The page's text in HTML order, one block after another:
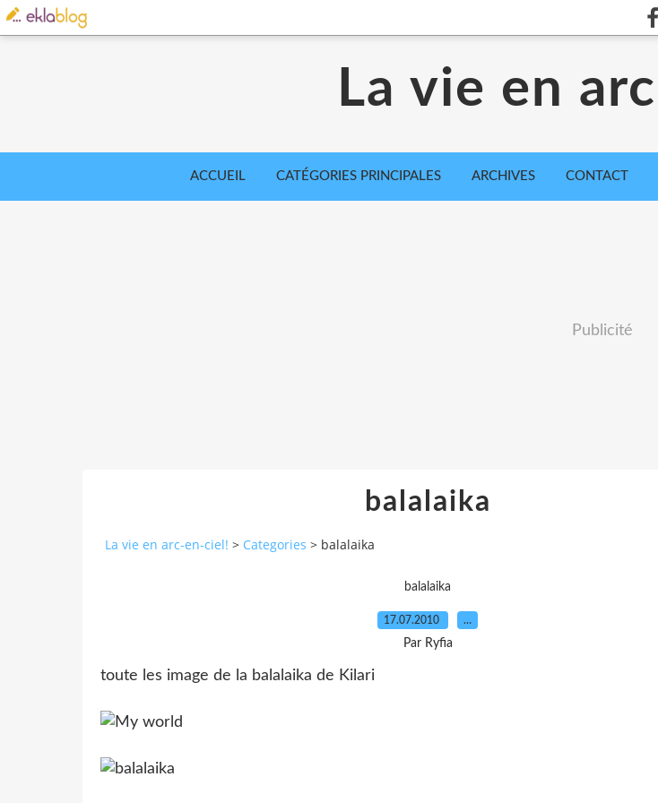
La vie en
ACCUEIL CATÉGORIES PRINCIPALES ARCHIVES CONTACT
Publicité
balalaika
La vie en arc-en-ciel! > Categories > balalaika
balalaika
17.07.2010 …
Par Ryfia
toute les image de la balalaika de Kilari